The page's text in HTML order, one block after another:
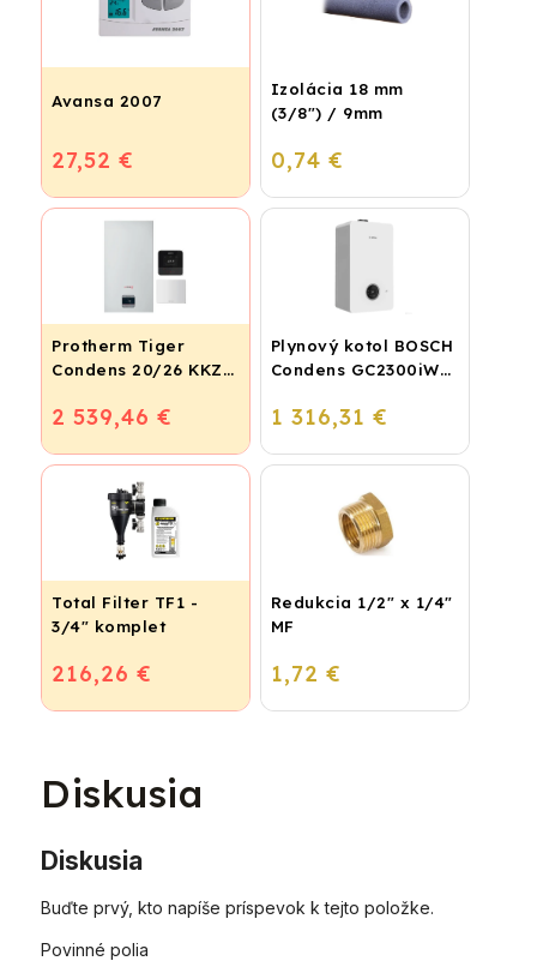
Avansa 2007
27,52 €
Izolácia 18 mm
(3/8") / 9mm
0,74 €
Protherm Tiger
Condens 20/26 KKZ
2 539,46 €
Plynový kotol BOSCH
Condens GC2300iW
kondenzačný
1 316,31 €
Total Filter TF1 -
3/4" komplet
216,26 €
Redukcia 1/2" x 1/4"
MF
1,72 €
Diskusia
Diskusia
Buďte prvý, kto napíše príspevok k tejto položke.
Povinné polia